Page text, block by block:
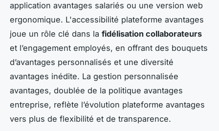
application avantages salariés ou une version web
ergonomique. L'accessibilité plateforme avantages
joue un rôle clé dans la fidélisation collaborateurs
et l’engagement employés, en offrant des bouquets
d’avantages personnalisés et une diversité
avantages inédite. La gestion personnalisée
avantages, doublée de la politique avantages
entreprise, reflète l’évolution plateforme avantages
vers plus de flexibilité et de transparence.